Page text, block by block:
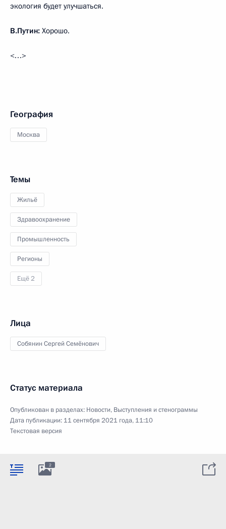
экология будет улучшаться.
В.Путин: Хорошо.
<…>
География
Москва
Темы
Жильё
Здравоохранение
Промышленность
Регионы
Ещё 2
Лица
Собянин Сергей Семёнович
Статус материала
Опубликован в разделах: Новости, Выступления и стенограммы
Дата публикации: 11 сентября 2021 года, 11:10
Текстовая версия
2